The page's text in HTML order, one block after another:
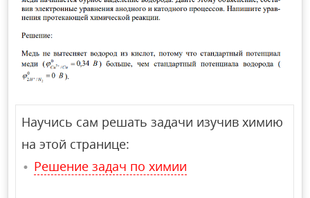
Научись сам решать задачи изучив химию
на этой странице:
Решение задач по химии